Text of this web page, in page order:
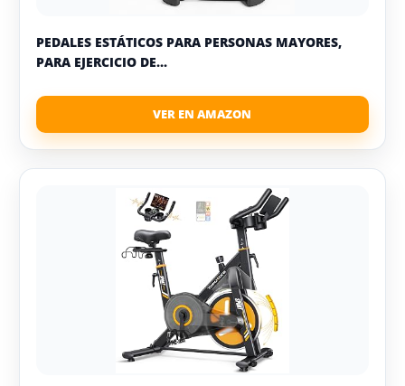
PEDALES ESTÁTICOS PARA PERSONAS MAYORES,
PARA EJERCICIO DE...